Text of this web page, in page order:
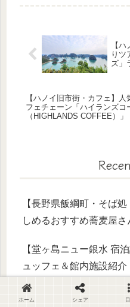
【
りツ
ズ」
【ハノイ旧市街・カフェ】人
フェチェーン「ハイランズコ
（HIGHLANDS COFFEE）」
【長野県飯綱町・そば
しめるおすすめ蕎麦屋
【堂ヶ島ニュー銀水 宿
ュッフェ＆館内施設紹介
【堂ヶ島ニュー銀水 宿
ホーム シェア